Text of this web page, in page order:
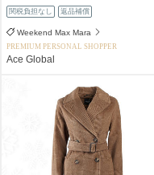
関税負担なし 返品補償
Weekend Max Mara
PREMIUM PERSONAL SHOPPER
Ace Global